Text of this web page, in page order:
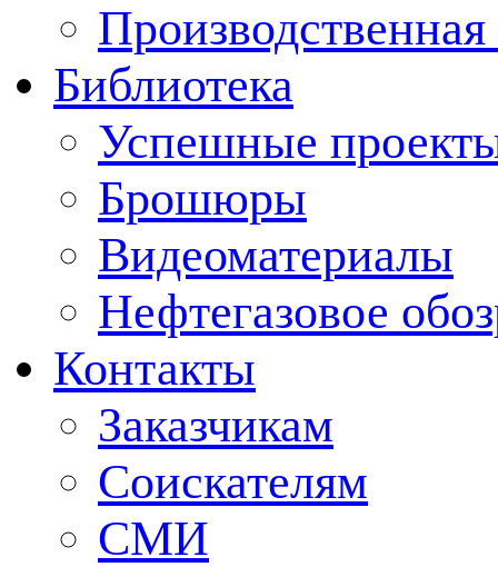
Производственная
Библиотека
Успешные
Брошюры
Видеоматериалы
Нефтегазовое
Контакты
Заказчикам
Соискателям
СМИ